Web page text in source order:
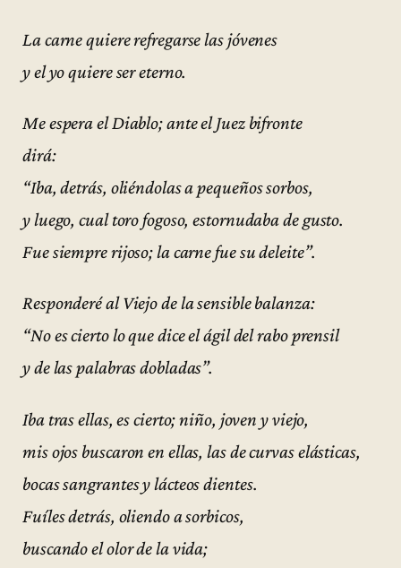
La carne quiere refregarse las jóvenes
y el yo quiere ser eterno.
Me espera el Diablo; ante el Juez bifronte
dirá:
“Iba, detrás, oliéndolas a pequeños sorbos,
y luego, cual toro fogoso, estornudaba de gusto.
Fue siempre rijoso; la carne fue su deleite”.
Responderé al Viejo de la sensible balanza:
“No es cierto lo que dice el ágil del rabo prensil
y de las palabras dobladas”.
Iba tras ellas, es cierto; niño, joven y viejo,
mis ojos buscaron en ellas, las de curvas elásticas,
bocas sangrantes y lácteos dientes.
Fuíles detrás, oliendo a sorbicos,
buscando el olor de la vida;